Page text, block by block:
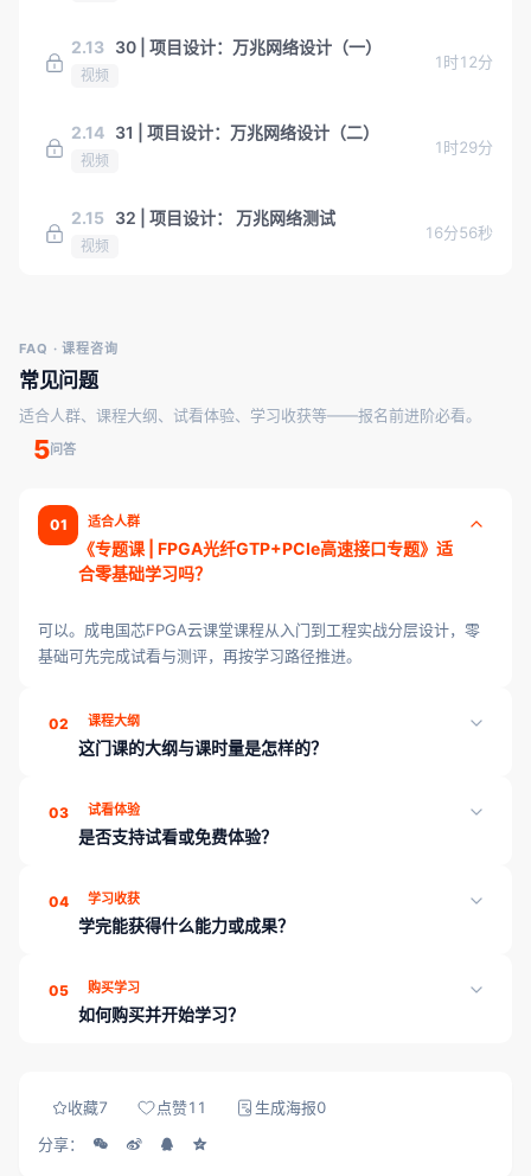
2.13 30 | 项目设计：万兆网络设计（一）
视频
1时12分
2.14 31 | 项目设计：万兆网络设计（二）
视频
1时29分
2.15 32 | 项目设计： 万兆网络测试
视频
16分56秒
FAQ · 课程咨询
常见问题
适合人群、课程大纲、试看体验、学习收获等——报名前进阶必看。
5问答
01 适合人群
《专题课 | FPGA光纤GTP+PCIe高速接口专题》适
合零基础学习吗？
可以。成电国芯FPGA云课堂课程从入门到工程实战分层设计，零
基础可先完成试看与测评，再按学习路径推进。
02 课程大纲
这门课的大纲与课时量是怎样的？
时，页面「课程目录」可展开查看各章课时；学完可通过章节测评
巩固薄弱点。
03 试看体验
是否支持试看或免费体验？
领取试听/学习规划。
04 学习收获
学完能获得什么能力或成果？
资料；学习进度云端同步。平台另提供章节测评、工程师工具箱与
就业内推，帮助能力可证、对接岗位。
05 购买学习
如何购买并开始学习？
收藏7 点赞11 生成海报0
分享：